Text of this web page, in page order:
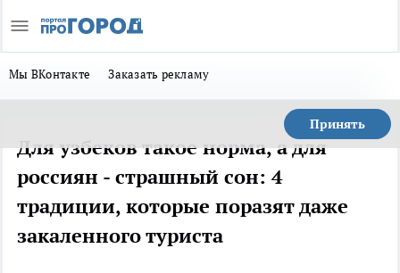
Мы ВКонтакте Заказать рекламу
Принять
Для узбеков такое норма, а для
россиян - страшный сон: 4
традиции, которые поразят даже
закаленного туриста